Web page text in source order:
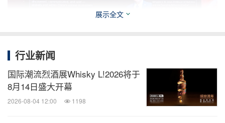
展示全文
行业新闻
国际潮流烈酒展Whisky L!2026将于
8月14日盛大开幕
2026-08-04 12:00 1198